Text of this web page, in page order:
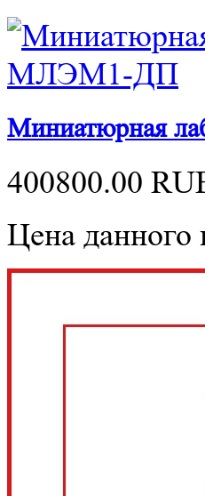
Миниатюрная
400800.00
Цена данного